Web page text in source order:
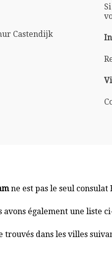
Castendijk
ne est pas le seul
également une liste
trouvés dans les villes